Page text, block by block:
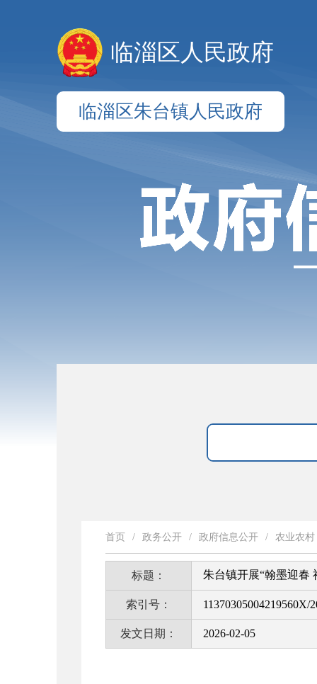
临淄区人民政府
临淄区朱台镇人民政府
首页 / 政务公开 / 政府信息公开 / 农业农村
标题： 朱台镇开展“翰墨迎春
索引号： 11370305004219560X/
发文日期： 2026-02-05